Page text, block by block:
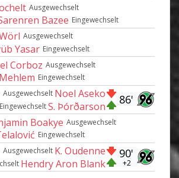
Ausgewechselt
Eingewechselt
Bazee
Ausgewechselt
Eingewechselt
Yasar
Ausgewechselt
Corboz
Eingewechselt
86'
Ausgewechselt Noel Aseko
EingewechseltS. Þórðarson
Ausgewechselt
Boakye
Eingewechselt
90'
+2
Ausgewechselt K. Oudenne
Hendry Aron Blank